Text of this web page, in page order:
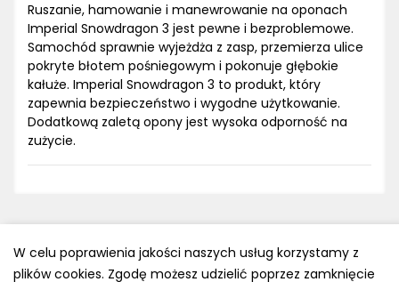
Ruszanie, hamowanie i manewrowanie na oponach
Imperial Snowdragon 3 jest pewne i bezproblemowe.
Samochód sprawnie wyjeżdża z zasp, przemierza ulice
pokryte błotem pośniegowym i pokonuje głębokie
kałuże. Imperial Snowdragon 3 to produkt, który
zapewnia bezpieczeństwo i wygodne użytkowanie.
Dodatkową zaletą opony jest wysoka odporność na
zużycie.
W celu poprawienia jakości naszych usług korzystamy z
plików cookies. Zgodę możesz udzielić poprzez zamknięcie